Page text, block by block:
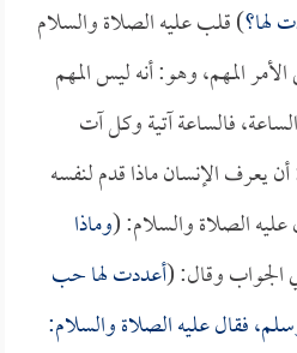
لها؟) قلب عليه الصلاة والسلام
المهم، وهو: أنه ليس المهم
فالساعة آتية وكل آت
يعرف الإنسان ماذا قدم لنفسه
عليه الصلاة والسلام: (وماذا
الجواب وقال: (أعددت لها حب
فقال عليه الصلاة والسلام: